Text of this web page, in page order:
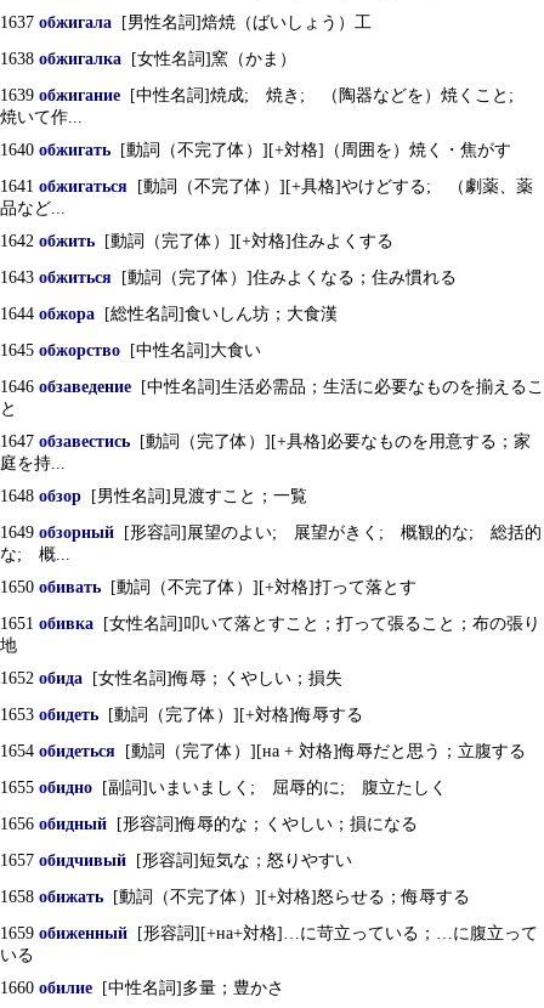
1637 обжигала [男性名詞]焙焼（ばいしょう）工
1638 обжигалка [女性名詞]窯（かま）
1639 обжигание [中性名詞]焼成; 焼き; （陶器などを）焼くこと;
焼いて作...
1640 обжигать [動詞（不完了体）][+対格]（周囲を）焼く・焦がす
1641 обжигаться [動詞（不完了体）][+具格]やけどする; （劇薬、薬
品など...
1642 обжить [動詞（完了体）][+対格]住みよくする
1643 обжиться [動詞（完了体）]住みよくなる；住み慣れる
1644 обжора [総性名詞]食いしん坊；大食漢
1645 обжорство [中性名詞]大食い
1646 обзаведение [中性名詞]生活必需品；生活に必要なものを揃えるこ
と
1647 обзавестись [動詞（完了体）][+具格]必要なものを用意する；家
庭を持...
1648 обзор [男性名詞]見渡すこと；一覧
1649 обзорный [形容詞]展望のよい; 展望がきく; 概観的な; 総括的
な; 概...
1650 обивать [動詞（不完了体）][+対格]打って落とす
1651 обивка [女性名詞]叩いて落とすこと；打って張ること；布の張り
地
1652 обида [女性名詞]侮辱；くやしい；損失
1653 обидеть [動詞（完了体）][+対格]侮辱する
1654 обидеться [動詞（完了体）][на + 対格]侮辱だと思う；立腹する
1655 обидно [副詞]いまいましく; 屈辱的に; 腹立たしく
1656 обидный [形容詞]侮辱的な；くやしい；損になる
1657 обидчивый [形容詞]短気な；怒りやすい
1658 обижать [動詞（不完了体）][+対格]怒らせる；侮辱する
1659 обиженный [形容詞][+на+対格]…に苛立っている；…に腹立って
いる
1660 обилие [中性名詞]多量；豊かさ